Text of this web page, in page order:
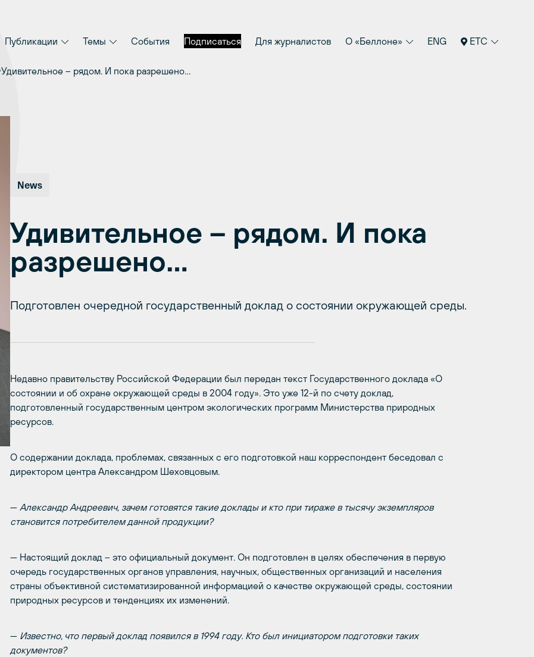
Публикации Темы События Подписаться Для журналистов О «Беллоне» ENG ETC
Удивительное – рядом. И пока разрешено…
News
Удивительное – рядом. И пока
разрешено…
Подготовлен очередной государственный доклад о состоянии окружающей среды.
Недавно правительству Российской Федерации был передан текст Государственного доклада «О
состоянии и об охране окружающей среды в 2004 году». Это уже 12-й по счету доклад,
подготовленный государственным центром экологических программ Министерства природных
ресурсов.
О содержании доклада, проблемах, связанных с его подготовкой наш корреспондент беседовал с
директором центра Александром Шеховцовым.
— Александр Андреевич, зачем готовятся такие доклады и кто при тираже в тысячу экземпляров
становится потребителем данной продукции?
— Настоящий доклад – это официальный документ. Он подготовлен в целях обеспечения в первую
очередь государственных органов управления, научных, общественных организаций и населения
страны объективной систематизированной информацией о качестве окружающей среды, состоянии
природных ресурсов и тенденциях их изменений.
— Известно, что первый доклад появился в 1994 году. Кто был инициатором подготовки таких
документов?